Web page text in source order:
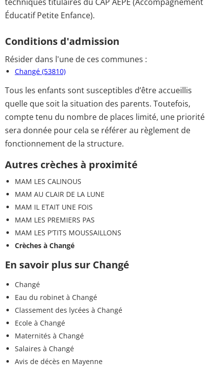
Éducatif Petite Enfance).
Conditions d'admission
Résider dans l'une de ces communes :
Changé (53810)
Tous les enfants sont susceptibles d’être accueillis
quelle que soit la situation des parents. Toutefois,
compte tenu du nombre de places limité, une priorité
sera donnée pour cela se référer au règlement de
fonctionnement de la structure.
Autres crèches à proximité
MAM LES CALINOUS
MAM AU CLAIR DE LA LUNE
MAM IL ETAIT UNE FOIS
MAM LES PREMIERS PAS
MAM LES P'TITS MOUSSAILLONS
Crèches à Changé
En savoir plus sur Changé
Changé
Eau du robinet à Changé
Classement des lycées à Changé
Ecole à Changé
Maternités à Changé
Salaires à Changé
Avis de décès en Mayenne